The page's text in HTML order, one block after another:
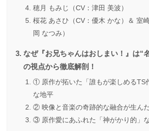
穂月 もみじ（CV：津田 美波）
桜花 あさひ（CV：優木 かな）＆ 室
岡 なつみ）
なぜ『お兄ちゃんはおしまい！』は“
の視点から徹底解剖！
① 原作が拓いた「誰もが楽しめるTS
な地平
② 映像と音楽の奇跡的な融合が生ん
③ 原作愛にあふれた「神がかり的」